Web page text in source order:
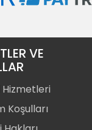
VE
Hizmetleri
Koşulları